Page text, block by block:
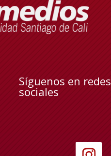
Síguenos en redes
sociales